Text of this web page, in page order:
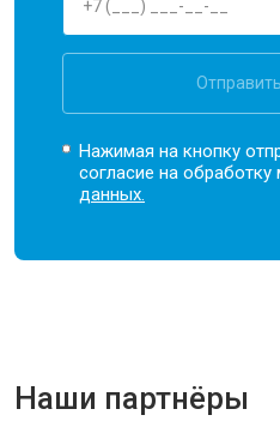
Нажимая на кнопку
согласие на
данных.
Наши партнёры